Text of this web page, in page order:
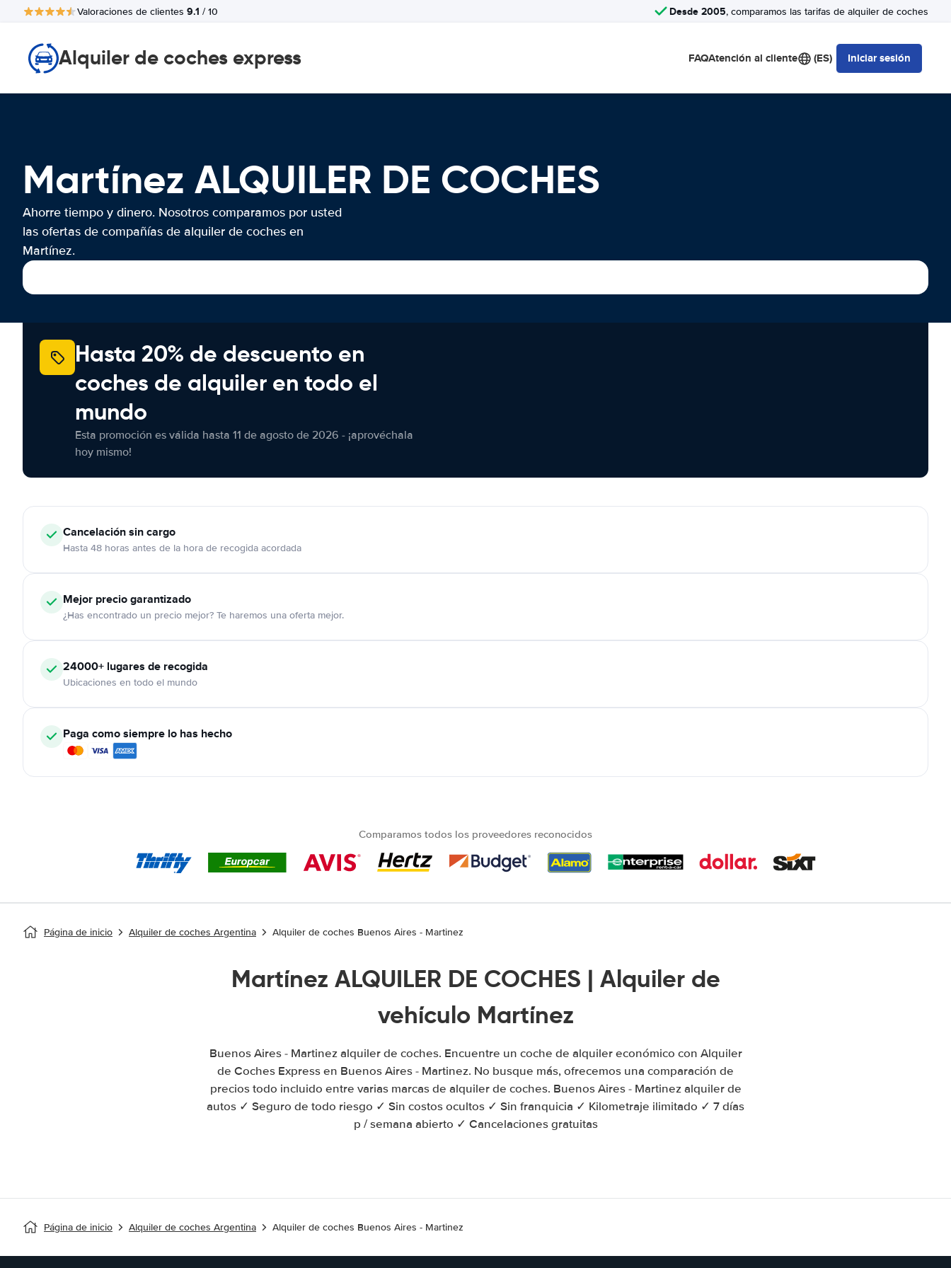
Valoraciones de clientes 9.1 / 10 Desde 2005, comparamos las tarifas de alquiler de coches
Alquiler de coches express FAQAtención al cliente (ES) Iniciar sesión
Martínez ALQUILER DE COCHES
Ahorre tiempo y dinero. Nosotros comparamos por usted
las ofertas de compañías de alquiler de coches en
Martínez.
Hasta 20% de descuento en
coches de alquiler en todo el
mundo
Esta promoción es válida hasta 11 de agosto de 2026 - ¡aprovéchala
hoy mismo!
Cancelaciónsin cargo
Hasta 48 horas antes de la hora de recogida acordada
Mejor precio garantizado
¿Has encontrado un precio mejor? Te haremos una oferta mejor.
24000+ lugares de recogida
Ubicaciones en todo el mundo
Paga como siempre lo has hecho
Comparamos todos los proveedores reconocidos
Página de inicio Alquiler de coches Argentina Alquiler de coches Buenos Aires - Martinez
Martínez ALQUILER DE COCHES | Alquiler de
vehículo Martínez
Buenos Aires - Martinez alquiler de coches. Encuentre un coche de alquiler económico con Alquiler
de Coches Express en Buenos Aires - Martinez. No busque más, ofrecemos una comparación de
precios todo incluido entre varias marcas de alquiler de coches. Buenos Aires - Martinez alquiler de
autos ✓ Seguro de todo riesgo ✓ Sin costos ocultos ✓ Sin franquicia ✓ Kilometraje ilimitado ✓ 7 días
p / semana abierto ✓ Cancelaciones gratuitas
Página de inicio Alquiler de coches Argentina Alquiler de coches Buenos Aires - Martinez